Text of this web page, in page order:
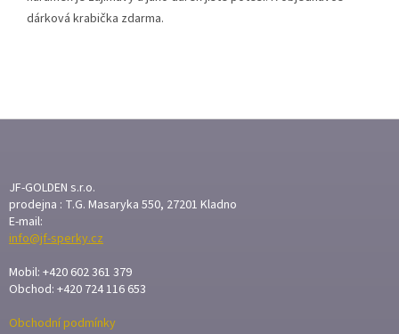
dárková krabička zdarma.
A
T
JF-GOLDEN s.r.o.
prodejna : T.G. Masaryka 550, 27201 Kladno
E-mail:
info@jf-sperky.cz
Mobil: +420 602 361 379
Obchod: +420 724 116 653
Obchodní podmínky